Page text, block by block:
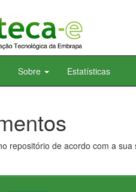
Sobre Estatísticas
repositório de acordo com a sua